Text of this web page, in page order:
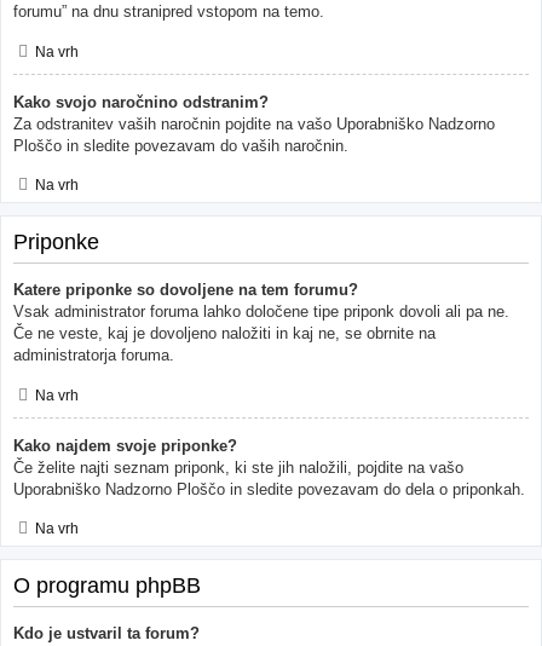
forumu” na dnu stranipred vstopom na temo.
Na vrh
Kako svojo naročnino odstranim?
Za odstranitev vaših naročnin pojdite na vašo Uporabniško Nadzorno
Ploščo in sledite povezavam do vaših naročnin.
Na vrh
Priponke
Katere priponke so dovoljene na tem forumu?
Vsak administrator foruma lahko določene tipe priponk dovoli ali pa ne.
Če ne veste, kaj je dovoljeno naložiti in kaj ne, se obrnite na
administratorja foruma.
Na vrh
Kako najdem svoje priponke?
Če želite najti seznam priponk, ki ste jih naložili, pojdite na vašo
Uporabniško Nadzorno Ploščo in sledite povezavam do dela o priponkah.
Na vrh
O programu phpBB
Kdo je ustvaril ta forum?